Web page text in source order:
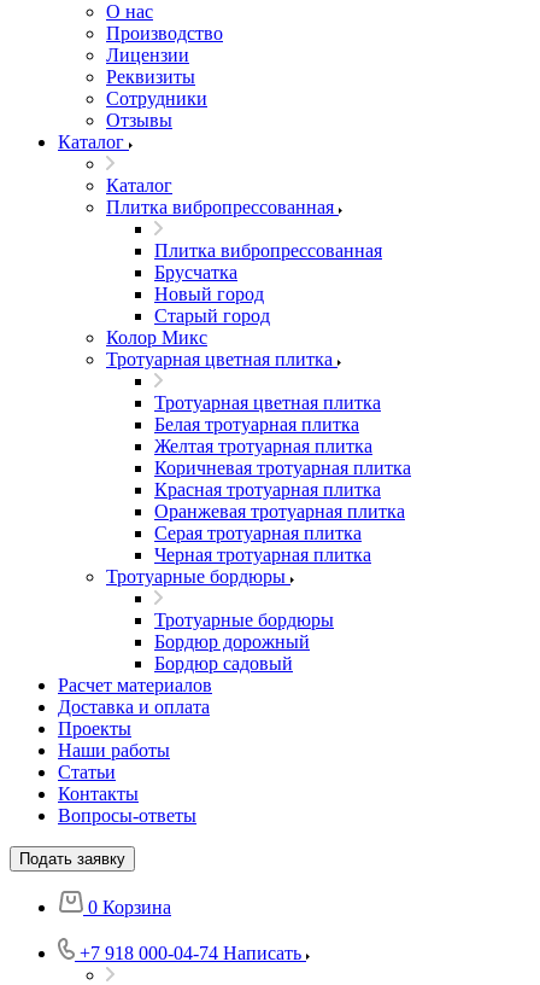
О нас
Производство
Лицензии
Реквизиты
Сотрудники
Отзывы
Каталог
Каталог
Плитка вибропрессованная
Плитка вибропрессованная
Брусчатка
Новый город
Старый город
Колор Микс
Тротуарная цветная плитка
Тротуарная цветная плитка
Белая тротуарная плитка
Желтая тротуарная плитка
Коричневая тротуарная плитка
Красная тротуарная плитка
Оранжевая тротуарная плитка
Серая тротуарная плитка
Черная тротуарная плитка
Тротуарные бордюры
Тротуарные бордюры
Бордюр дорожный
Бордюр садовый
Расчет материалов
Доставка и оплата
Проекты
Наши работы
Статьи
Контакты
Вопросы-ответы
Подать заявку
0 Корзина
+7 918 000-04-74 Написать